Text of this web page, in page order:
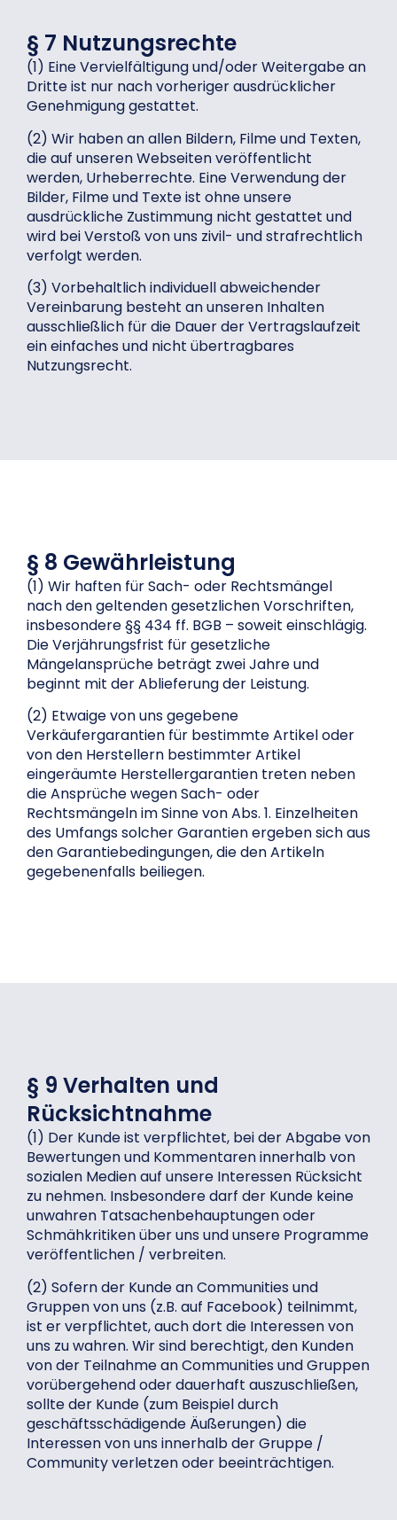
§ 7 Nutzungsrechte
(1) Eine Vervielfältigung und/oder Weitergabe an
Dritte ist nur nach vorheriger ausdrücklicher
Genehmigung gestattet.
(2) Wir haben an allen Bildern, Filme und Texten,
die auf unseren Webseiten veröffentlicht
werden, Urheberrechte. Eine Verwendung der
Bilder, Filme und Texte ist ohne unsere
ausdrückliche Zustimmung nicht gestattet und
wird bei Verstoß von uns zivil- und strafrechtlich
verfolgt werden.
(3) Vorbehaltlich individuell abweichender
Vereinbarung besteht an unseren Inhalten
ausschließlich für die Dauer der Vertragslaufzeit
ein einfaches und nicht übertragbares
Nutzungsrecht.
§ 8 Gewährleistung
(1) Wir haften für Sach- oder Rechtsmängel
nach den geltenden gesetzlichen Vorschriften,
insbesondere §§ 434 ff. BGB – soweit einschlägig.
Die Verjährungsfrist für gesetzliche
Mängelansprüche beträgt zwei Jahre und
beginnt mit der Ablieferung der Leistung.
(2) Etwaige von uns gegebene
Verkäufergarantien für bestimmte Artikel oder
von den Herstellern bestimmter Artikel
eingeräumte Herstellergarantien treten neben
die Ansprüche wegen Sach- oder
Rechtsmängeln im Sinne von Abs. 1. Einzelheiten
des Umfangs solcher Garantien ergeben sich aus
den Garantiebedingungen, die den Artikeln
gegebenenfalls beiliegen.
§ 9 Verhalten und
Rücksichtnahme
(1) Der Kunde ist verpflichtet, bei der Abgabe von
Bewertungen und Kommentaren innerhalb von
sozialen Medien auf unsere Interessen Rücksicht
zu nehmen. Insbesondere darf der Kunde keine
unwahren Tatsachenbehauptungen oder
Schmähkritiken über uns und unsere Programme
veröffentlichen / verbreiten.
(2) Sofern der Kunde an Communities und
Gruppen von uns (z.B. auf Facebook) teilnimmt,
ist er verpflichtet, auch dort die Interessen von
uns zu wahren. Wir sind berechtigt, den Kunden
von der Teilnahme an Communities und Gruppen
vorübergehend oder dauerhaft auszuschließen,
sollte der Kunde (zum Beispiel durch
geschäftsschädigende Äußerungen) die
Interessen von uns innerhalb der Gruppe /
Community verletzen oder beeinträchtigen.